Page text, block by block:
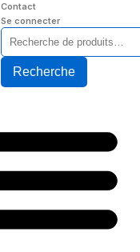
Contact
Se connecter